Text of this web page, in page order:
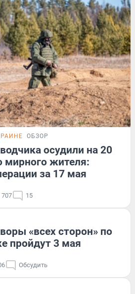
ОБЗОР
осудили на 20
мирного жителя:
за 17 мая
707 15
«всех сторон» по
пройдут 3 мая
Обсудить